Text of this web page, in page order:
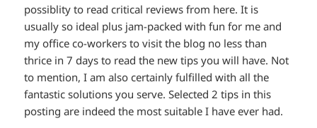
possiblity to read critical reviews from here. It is
usually so ideal plus jam-packed with fun for me and
my office co-workers to visit the blog no less than
thrice in 7 days to read the new tips you will have. Not
to mention, I am also certainly fulfilled with all the
fantastic solutions you serve. Selected 2 tips in this
posting are indeed the most suitable I have ever had.